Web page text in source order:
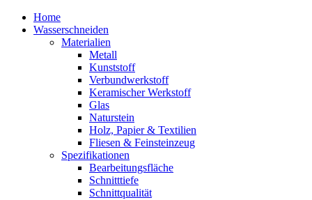
Home
Wasserschneiden
Materialien
Metall
Kunststoff
Verbundwerkstoff
Keramischer Werkstoff
Glas
Naturstein
Holz, Papier & Textilien
Fliesen & Feinsteinzeug
Spezifikationen
Bearbeitungsfläche
Schnitttiefe
Schnittqualität